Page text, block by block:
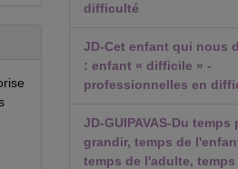
difficulté
JD-Cet enfant qui nous
: enfant « difficile » -
professionnelles en
JD-GUIPAVAS-Du temps
grandir, temps de
temps de l'adulte,